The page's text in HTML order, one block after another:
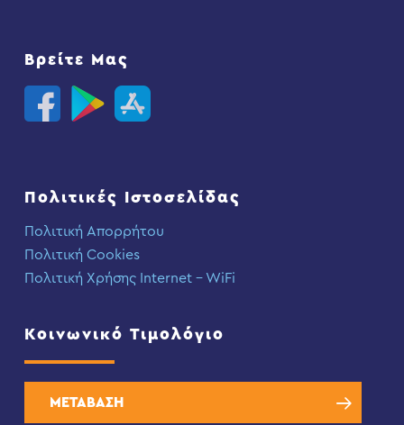
Βρείτε Μας
Πολιτικές Ιστοσελίδας
Πολιτική Απορρήτου
Πολιτική Cookies
Πολιτική Χρήσης Internet – WiFi
Κοινωνικό Τιμολόγιο
ΜΕΤΑΒΑΣΗ